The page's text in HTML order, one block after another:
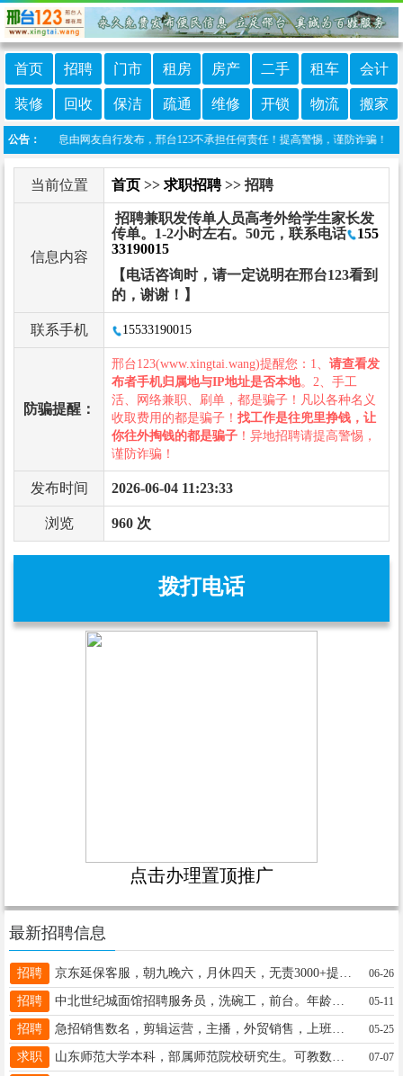
首页 招聘 门市 租房 房产 二手 租车 会计
装修 回收 保洁 疏通 维修 开锁 物流 搬家
公告：
本栏目信息由网友自行发布，邢台123不承担任何责任！提高警惕，谨防诈骗！做
当前位置 首页 >> 求职招聘>> 招聘
信息内容
招聘兼职发传单人员高考外给学生家长发
传单。1-2小时左右。50元，联系电话
155
33190015
【电话咨询时，请一定说明在邢台123看到
的，谢谢！】
联系手机 15533190015
防骗提醒：
邢台123(www.xingtai.wang)提醒您：1、 请查看发
布者手机归属地与IP地址是否本地。2、手工
活、网络兼职、刷单，都是骗子！凡以各种名义
收取费用的都是骗子！ 找工作是往兜里挣钱，让
你往外掏钱的都是骗子 ！异地招聘请提高警惕，
谨防诈骗！
发布时间 2026-06-04 11:23:33
浏览 960 次
拨打电话
点击办理置顶推广
最新招聘信息
招聘 06-26
招聘 中北世纪城面馆招聘服务员，洗碗工，前台。年龄不限，有健康证优先。工资面议电话：16631977008 05-11
招聘 05-25
求职 07-07